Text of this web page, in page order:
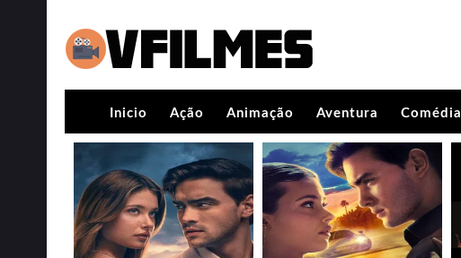
Inicio Ação Animação Aventura Comédia